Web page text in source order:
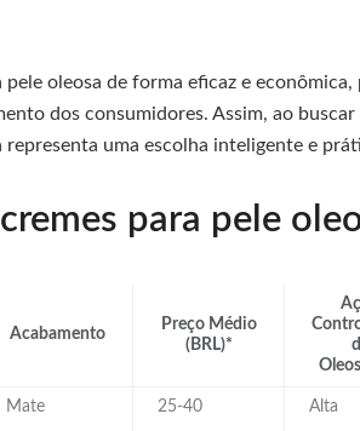
oleosa de forma eficaz e
dos consumidores. Assim, ao
representa uma escolha inteligente e
para pele
Acabamento
Preço Médio
(BRL)*
Mate 25-40 Alta